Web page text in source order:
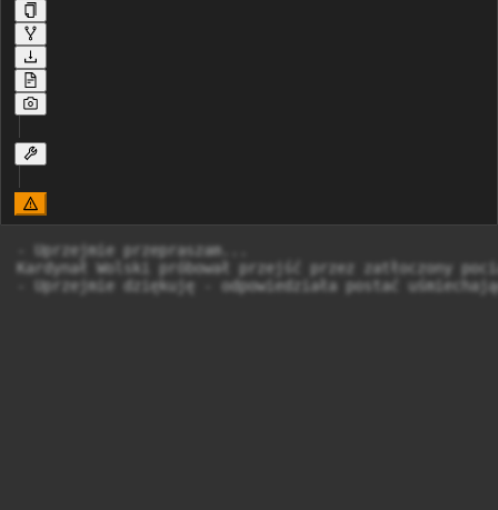
- Uprzejmie przepraszam...
Kardynał Wolski próbował przejść przez zatłoczony
- Uprzejmie dziękuję - odpowiedziała postać